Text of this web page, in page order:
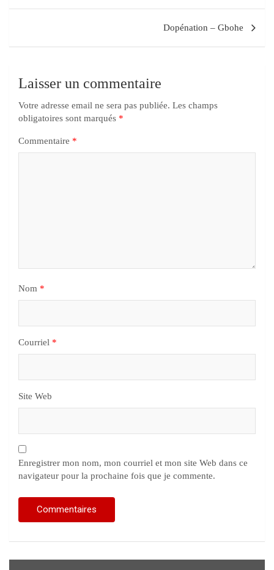
Dopénation – Gbohe
Laisser un commentaire
Votre adresse email ne sera pas publiée. Les champs
obligatoires sont marqués *
Commentaire *
Nom *
Courriel *
Site Web
Enregistrer mon nom, mon courriel et mon site Web dans ce
navigateur pour la prochaine fois que je commente.